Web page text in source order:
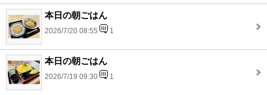
本日の朝ごはん
2026/7/20 08:55 1
本日の朝ごはん
2026/7/19 09:30 1